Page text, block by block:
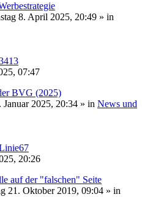
8. April 2025, 20:49 » in
07:47
BVG (2025)
Januar 2025, 20:34 » in News und
20:26
auf der "falschen" Seite
21. Oktober 2019, 09:04 » in